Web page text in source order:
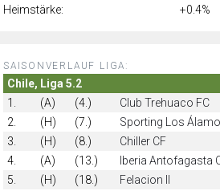
Heimstärke:
+0.4%
SAISONVERLAUF LIGA:
Chile, Liga 5.2
1.
(A) (4.) Club Trehuaco FC
2.
(H) (7.) Sporting Los
3.
(H) (8.) Chiller CF
4.
(A) (13.) Iberia Antofagasta
5.
(H) (18.) Felacion II